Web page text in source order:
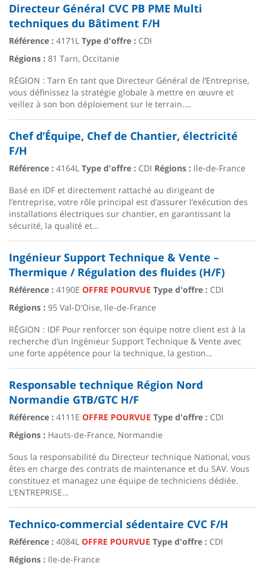
Directeur Général CVC PB PME Multi
techniques du Bâtiment F/H
Référence : 4171L Type d'offre : CDI
Régions : 81 Tarn, Occitanie
RÉGION : Tarn En tant que Directeur Général de l’Entreprise,
vous définissez la stratégie globale à mettre en œuvre et
veillez à son bon déploiement sur le terrain.…
Chef d’Équipe, Chef de Chantier, électricité
F/H
Référence : 4164L Type d'offre : CDI Régions : Ile-de-France
Basé en IDF et directement rattaché au dirigeant de
l’entreprise, votre rôle principal est d’assurer l’exécution des
installations électriques sur chantier, en garantissant la
sécurité, la qualité et…
Ingénieur Support Technique & Vente –
Thermique / Régulation des fluides (H/F)
Référence : 4190E OFFRE POURVUE Type d'offre : CDI
Régions : 95 Val-D'Oise, Ile-de-France
RÉGION : IDF Pour renforcer son équipe notre client est à la
recherche d’un Ingénieur Support Technique & Vente avec
une forte appétence pour la technique, la gestion…
Responsable technique Région Nord
Normandie GTB/GTC H/F
Référence : 4111E OFFRE POURVUE Type d'offre : CDI
Régions : Hauts-de-France, Normandie
Sous la responsabilité du Directeur technique National, vous
êtes en charge des contrats de maintenance et du SAV. Vous
constituez et managez une équipe de techniciens dédiée.
L’ENTREPRISE…
Technico-commercial sédentaire CVC F/H
Référence : 4084L OFFRE POURVUE Type d'offre : CDI
Régions : Ile-de-France